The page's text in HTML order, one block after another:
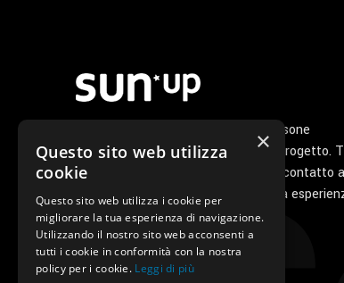
Noi di Sunup siamo un gruppo di persone
appassionate che ha a cuore il tuo progetto.
seguiamo personalmente dal primo contatto
servizio di post vendita perché la tua
con noi sia unica e speciale.
×
Questo sito web utilizza
cookie
Questo sito web utilizza i cookie per
migliorare la tua esperienza di navigazione.
Utilizzando il nostro sito web acconsenti a
tutti i cookie in conformità con la nostra
policy per i cookie. Leggi di più